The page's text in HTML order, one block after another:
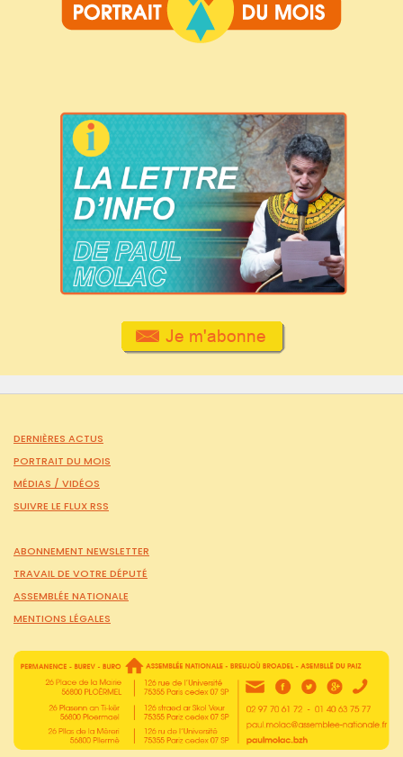
DERNIÈRES ACTUS
PORTRAIT DU MOIS
MÉDIAS / VIDÉOS
SUIVRE LE FLUX RSS
ABONNEMENT NEWSLETTER
TRAVAIL DE VOTRE DÉPUTÉ
ASSEMBLÉE NATIONALE
MENTIONS LÉGALES